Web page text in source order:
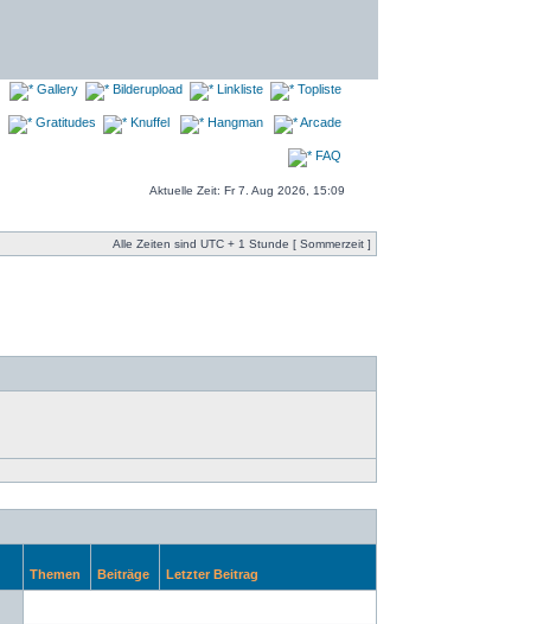
Gallery Bilderupload Linkliste Topliste
Gratitudes Knuffel Hangman Arcade
FAQ
Aktuelle Zeit: Fr 7. Aug 2026, 15:09
Alle Zeiten sind UTC + 1 Stunde [ Sommerzeit ]
Themen Beiträge Letzter Beitrag